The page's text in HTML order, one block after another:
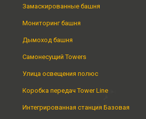
Замаскированные башня
Мониторинг башня
Дымоход башня
Самонесущий Towers
Улица освещения полюс
Коробка передач Tower Line
Интегрированная станция Базовая